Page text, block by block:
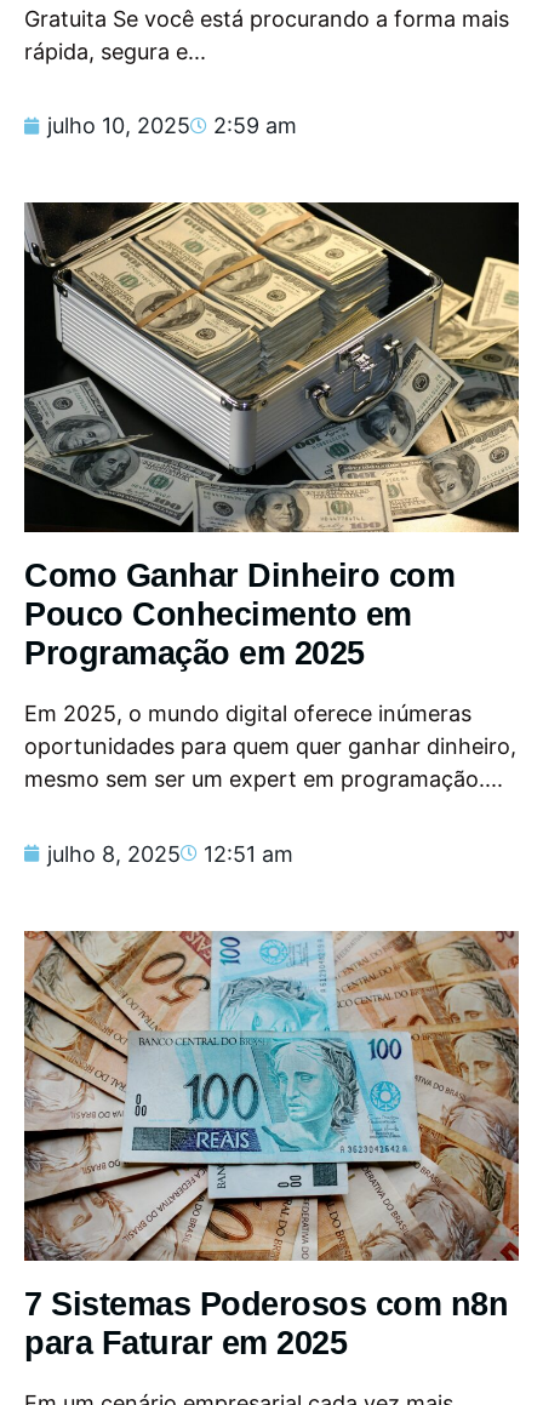
Gratuita Se você está procurando a forma mais
rápida, segura e...
julho 10, 2025 2:59 am
Como Ganhar Dinheiro com
Pouco Conhecimento em
Programação em 2025
Em 2025, o mundo digital oferece inúmeras
oportunidades para quem quer ganhar dinheiro,
mesmo sem ser um expert em programação....
julho 8, 2025 12:51 am
7 Sistemas Poderosos com n8n
para Faturar em 2025